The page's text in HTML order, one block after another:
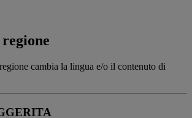
cambia la lingua e/o il contenuto di